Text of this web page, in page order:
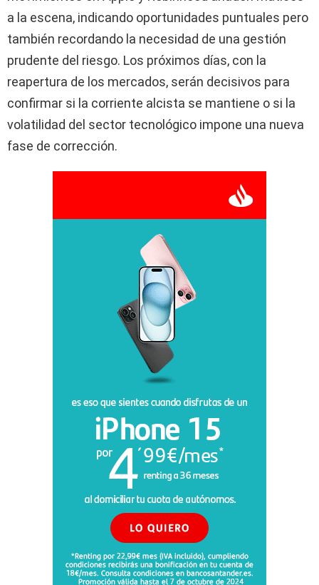
a la escena, indicando oportunidades puntuales pero
también recordando la necesidad de una gestión
prudente del riesgo. Los próximos días, con la
reapertura de los mercados, serán decisivos para
confirmar si la corriente alcista se mantiene o si la
volatilidad del sector tecnológico impone una nueva
fase de corrección.